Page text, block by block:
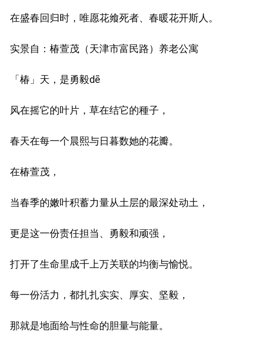
在盛春回归时，唯愿花飨死者、春暖花开斯人。
实景自：椿萱茂（天津市富民路）养老公寓
「椿」天，是勇毅dē
风在摇它的叶片，草在结它的種子，
春天在每一个晨熙与日暮数她的花瓣。
在椿萱茂，
当春季的嫩叶积蓄力量从土层的最深处动土，
更是这一份责任担当、勇毅和顽强，
打开了生命里成千上万关联的均衡与愉悦。
每一份活力，都扎扎实实、厚实、坚毅，
那就是地面给与性命的胆量与能量。